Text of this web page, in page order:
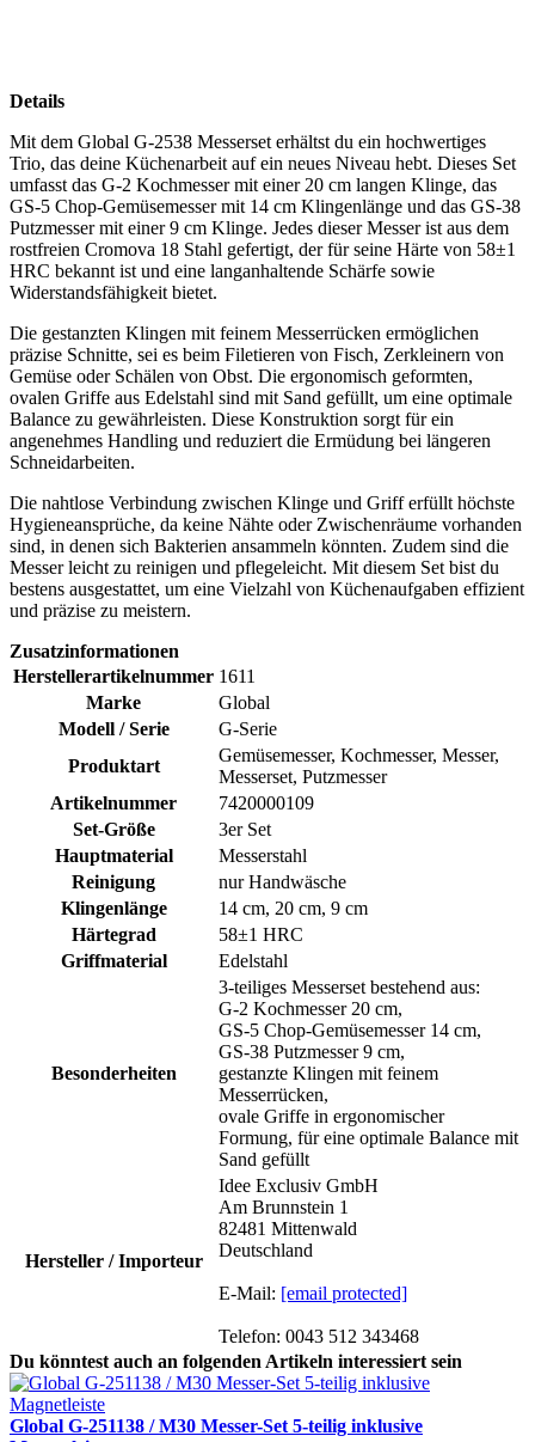
Details
Mit dem Global G-2538 Messerset erhältst du ein hochwertiges
Trio, das deine Küchenarbeit auf ein neues Niveau hebt. Dieses Set
umfasst das G-2 Kochmesser mit einer 20 cm langen Klinge, das
GS-5 Chop-Gemüsemesser mit 14 cm Klingenlänge und das GS-38
Putzmesser mit einer 9 cm Klinge. Jedes dieser Messer ist aus dem
rostfreien Cromova 18 Stahl gefertigt, der für seine Härte von 58±1
HRC bekannt ist und eine langanhaltende Schärfe sowie
Widerstandsfähigkeit bietet.
Die gestanzten Klingen mit feinem Messerrücken ermöglichen
präzise Schnitte, sei es beim Filetieren von Fisch, Zerkleinern von
Gemüse oder Schälen von Obst. Die ergonomisch geformten,
ovalen Griffe aus Edelstahl sind mit Sand gefüllt, um eine optimale
Balance zu gewährleisten. Diese Konstruktion sorgt für ein
angenehmes Handling und reduziert die Ermüdung bei längeren
Schneidarbeiten.
Die nahtlose Verbindung zwischen Klinge und Griff erfüllt höchste
Hygieneansprüche, da keine Nähte oder Zwischenräume vorhanden
sind, in denen sich Bakterien ansammeln könnten. Zudem sind die
Messer leicht zu reinigen und pflegeleicht. Mit diesem Set bist du
bestens ausgestattet, um eine Vielzahl von Küchenaufgaben effizient
und präzise zu meistern.
Zusatzinformationen
Herstellerartikelnummer 1611
Marke
Global
Modell / Serie
G-Serie
Produktart
Gemüsemesser, Kochmesser, Messer,
Messerset, Putzmesser
Artikelnummer
7420000109
Set-Größe
3er Set
Hauptmaterial
Messerstahl
Reinigung
nur Handwäsche
Klingenlänge
14 cm, 20 cm, 9 cm
Härtegrad
58±1 HRC
Griffmaterial
Edelstahl
Besonderheiten
3-teiliges Messerset bestehend aus:
G-2 Kochmesser 20 cm,
GS-5 Chop-Gemüsemesser 14 cm,
GS-38 Putzmesser 9 cm,
gestanzte Klingen mit feinem
Messerrücken,
ovale Griffe in ergonomischer
Formung, für eine optimale Balance mit
Sand gefüllt
Hersteller / Importeur
Idee Exclusiv GmbH
Am Brunnstein 1
82481 Mittenwald
Deutschland
E-Mail: [email protected]
Telefon: 0043 512 343468
Du könntest auch an folgenden Artikeln interessiert sein
Global G-251138 / M30 Messer-Set 5-teilig inklusive